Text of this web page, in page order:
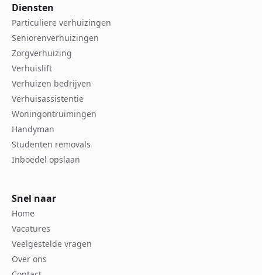
Diensten
Particuliere verhuizingen
Seniorenverhuizingen
Zorgverhuizing
Verhuislift
Verhuizen bedrijven
Verhuisassistentie
Woningontruimingen
Handyman
Studenten removals
Inboedel opslaan
Snel naar
Home
Vacatures
Veelgestelde vragen
Over ons